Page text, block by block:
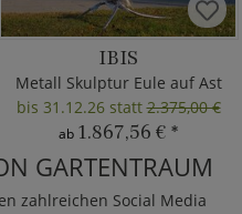
IBIS
Metall Skulptur Eule auf Ast
bis 31.12.26 statt2.375,00 €
ab 1.867,56 € *
GARTENTRAUM
zahlreichen Social Media